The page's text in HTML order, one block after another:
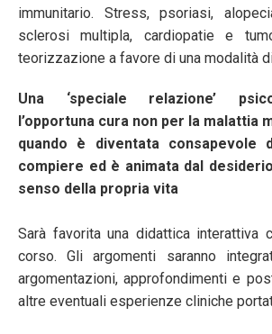
immunitario. Stress, psoriasi,
sclerosi multipla, cardiopatie e
teorizzazione a favore di una modalità
Una ‘speciale relazione’
l’opportuna cura non per la malattia
quando è diventata consapevole
compiere ed è animata dal
senso della propria vita
Sarà favorita una didattica interattiva
corso. Gli argomenti saranno
argomentazioni, approfondimenti e
altre eventuali esperienze cliniche